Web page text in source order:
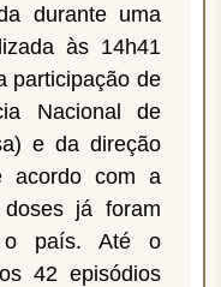
durante uma
às 14h41
participação de
Nacional de
e da direção
acordo com a
já foram
o país. Até o
42 episódios